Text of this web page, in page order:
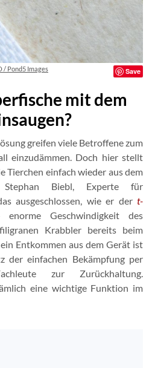
/ Pond5 Images Save
mit dem
greifen viele Betroffene zum
einzudämmen. Doch hier stellt
Tierchen einfach wieder aus dem
Biebl, Experte für
ausgeschlossen, wie er der t-
Geschwindigkeit des
Krabbler bereits beim
Entkommen aus dem Gerät ist
der einfachen Bekämpfung per
zur Zurückhaltung.
eine wichtige Funktion im